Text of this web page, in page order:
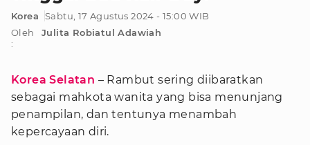
Korea
Sabtu, 17 Agustus 2024 - 15:00 WIB
Oleh
:
Julita Robiatul Adawiah
Korea Selatan – Rambut sering diibaratkan
sebagai mahkota wanita yang bisa menunjang
penampilan, dan tentunya menambah
kepercayaan diri.